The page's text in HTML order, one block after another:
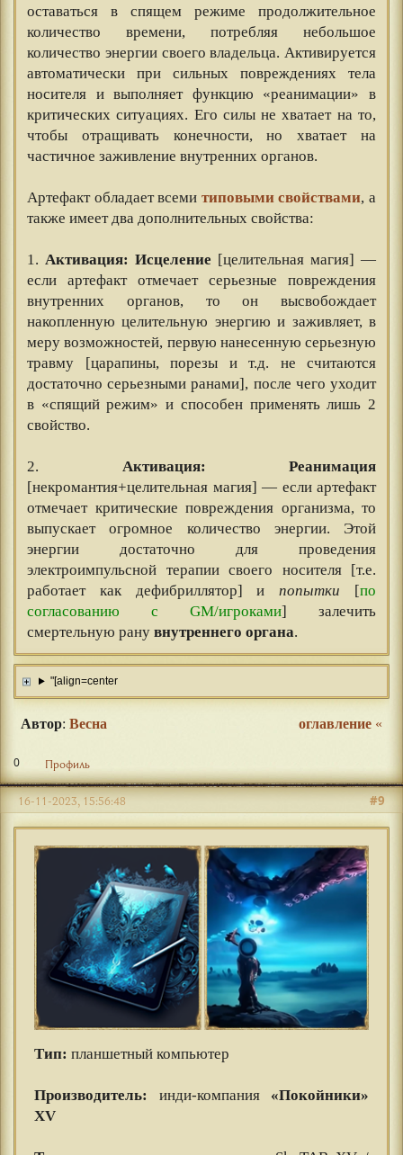
оставаться в спящем режиме продолжительное
количество времени, потребляя небольшое
количество энергии своего владельца. Активируется
автоматически при сильных повреждениях тела
носителя и выполняет функцию «реанимации» в
критических ситуациях. Его силы не хватает на то,
чтобы отращивать конечности, но хватает на
частичное заживление внутренних органов.
Артефакт обладает всеми типовыми свойствами, а
также имеет два дополнительных свойства:
1. Активация: Исцеление [целительная магия] —
если артефакт отмечает серьезные повреждения
внутренних органов, то он высвобождает
накопленную целительную энергию и заживляет, в
меру возможностей, первую нанесенную серьезную
травму [царапины, порезы и т.д. не считаются
достаточно серьезными ранами], после чего уходит
в «спящий режим» и способен применять лишь 2
свойство.
2. Активация: Реанимация
[некромантия+целительная магия] — если артефакт
отмечает критические повреждения организма, то
выпускает огромное количество энергии. Этой
энергии достаточно для проведения
электроимпульсной терапии своего носителя [т.е.
работает как дефибриллятор] ипопытки [по
согласованию с GM/игроками] залечить
смертельную рану внутреннего органа.
"[align=center
Автор: Весна оглавление «
0 Профиль
#9
16-11-2023, 15:56:48
Тип: планшетный компьютер
Производитель:
инди-компания «Покойники»
XV